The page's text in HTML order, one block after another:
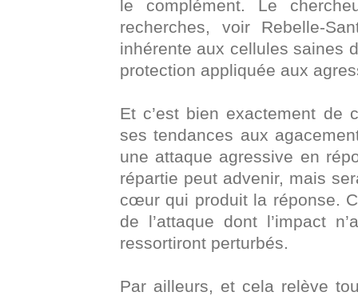
le complément. Le
recherches, voir Rebelle-
inhérente aux cellules saines
protection appliquée aux
Et c’est bien exactement de
ses tendances aux
une attaque agressive en
répartie peut advenir, mais
cœur qui produit la réponse.
de l’attaque dont l’impact
ressortiront perturbés.
Par ailleurs, et cela relève